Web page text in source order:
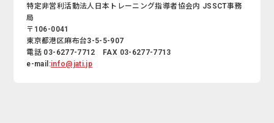
特定非営利活動法人日本トレーニング指導者協会内 JSSCT事務
局
〒106-0041
東京都港区麻布台3-5-5-907
電話 03-6277-7712 FAX 03-6277-7713
e-mail:info@jati.jp